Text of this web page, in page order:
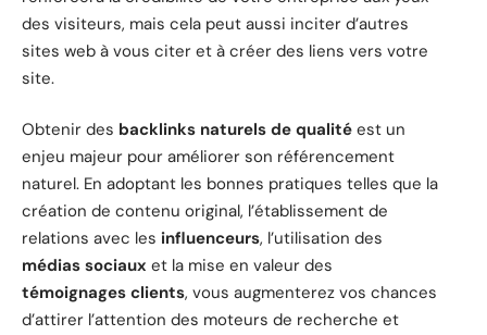
des visiteurs, mais cela peut aussi inciter d’autres
sites web à vous citer et à créer des liens vers votre
site.
Obtenir des backlinks naturels de qualité est un
enjeu majeur pour améliorer son référencement
naturel. En adoptant les bonnes pratiques telles que la
création de contenu original, l’établissement de
relations avec les influenceurs, l’utilisation des
médias sociaux et la mise en valeur des
témoignages clients, vous augmenterez vos chances
d’attirer l’attention des moteurs de recherche et